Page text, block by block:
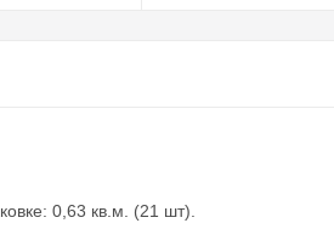
0,63 кв.м. (21 шт).